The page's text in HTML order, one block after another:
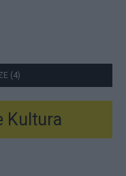
(4)
Kultura